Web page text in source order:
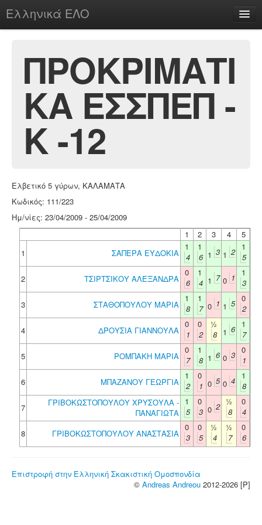
Ελληνικά ΕΛΟ
chesstu.be @ discord
Login
ΠΡΟΚΡΙΜΑΤΙ
ΚΑ ΕΣΣΠΕΠ -
Κ -12
Ελβετικό 5 γύρων, ΚΑΛΑΜΑΤΑ
Κωδικός: 111/223
Ημ/νίες: 23/04/2009 - 25/04/2009
1
2 3 4
5
1
ΣΑΠΕΡΑ ΕΥΔΟΚΙΑ
1
4
1
6 1 3 1 2
1
5
2
ΤΣΙΡΤΣΙΚΟΥ ΑΛΕΞΑΝΔΡΑ
0
6
1
4 1 7 0 1
1
3
3
ΣΤΑΘΟΠΟΥΛΟΥ ΜΑΡΙΑ
1
8
1
7 0 1 1 5 0
2
4
ΔΡΟΥΣΙΑ ΓΙΑΝΝΟΥΛΑ
0
1
0
2
½
8
1 6
1
7
5
ΡΟΜΠΑΚΗ ΜΑΡΙΑ
0
7
1
8 1 6 0 3 0
1
6
ΜΠΑΖΑΝΟΥ ΓΕΩΡΓΙΑ
1
2
0
1 0 5 0 4
1
8
7
ΓΡΙΒΟΚΩΣΤΟΠΟΥΛΟΥ ΧΡΥΣΟΥΛΑ -
ΠΑΝΑΓΙΩΤΑ
1
5
0
3 0 2 ½
8
0
4
8
ΓΡΙΒΟΚΩΣΤΟΠΟΥΛΟΥ ΑΝΑΣΤΑΣΙΑ
0
3
0
5
½
4
½
7
0
6
Επιστροφή στην Ελληνική Σκακιστική Ομοσπονδία
© Andreas Andreou 2012-2026 [P]